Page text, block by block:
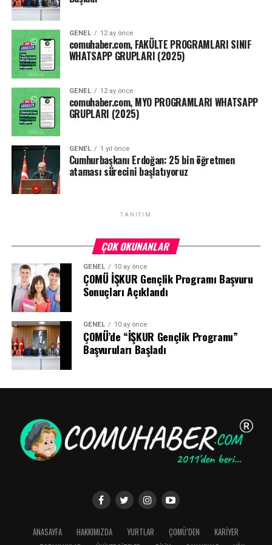
belirlenmesine karar verilmiştir.”
Kaynak: ensonhaber.com
Facebook
Mastodon
EmailShare
GENEL 12 ay önce
comuhaber.com, FAKÜLTE PROGRAMLARI SINIF
WHATSAPP GRUPLARI (2025)
GENEL 12 ay önce
comuhaber.com, MYO PROGRAMLARI WHATSAPP
GRUPLARI (2025)
GENEL 1 yıl önce
Cumhurbaşkanı Erdoğan: 25 bin öğretmen
ataması sürecini başlatıyoruz
TANITIM
ÇOK OKUNANLAR
GENEL 10 ay önce
ÇOMÜ İŞKUR Gençlik Programı Başvuru
Sonuçları Açıklandı
GENEL 10 ay önce
ÇOMÜ’de “İŞKUR Gençlik Programı”
Başvuruları Başladı
ANASAYFA HAKKIMIZDA YURTLAR ÇOMÜ’DEN
KARİYER